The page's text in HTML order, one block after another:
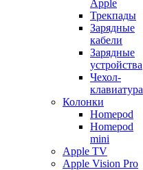
Apple
Трекпады
Зарядные
кабели
Зарядные
устройства
Чехол-
клавиатура
Колонки
Homepod
Homepod
mini
Apple TV
Apple Vision Pro